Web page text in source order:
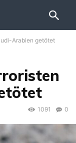
Arabien getötet
0
1091